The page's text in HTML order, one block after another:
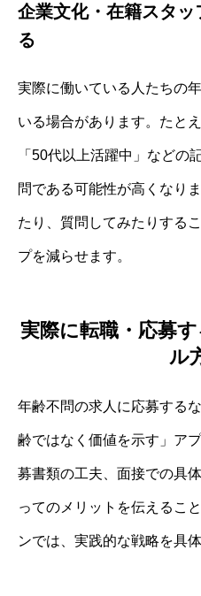
企業文化・在籍スタ
る
実際に働いている人たちの
いる場合があります。たと
「50代以上活躍中」などの
問である可能性が高くなり
たり、質問してみたりする
プを減らせます。
実際に転職・応募
ル
年齢不問の求人に応募する
齢ではなく価値を示す」ア
募書類の工夫、面接での具
ってのメリットを伝えるこ
ンでは、実践的な戦略を具